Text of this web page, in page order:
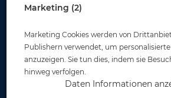
Marketing (2)
Marketing Cookies werden von
Publishern verwendet, um
anzuzeigen. Sie tun dies, indem sie
hinweg verfolgen.
Daten Informationen